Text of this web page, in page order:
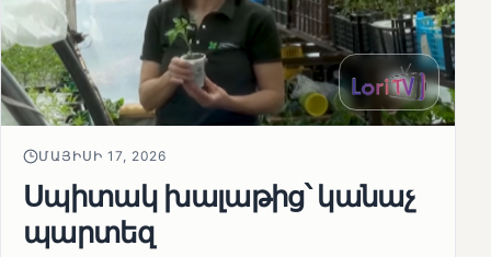
ՄԱՅԻՍԻ 17, 2026
Սպիտակ խալաթից՝ կանաչ
պարտեզ